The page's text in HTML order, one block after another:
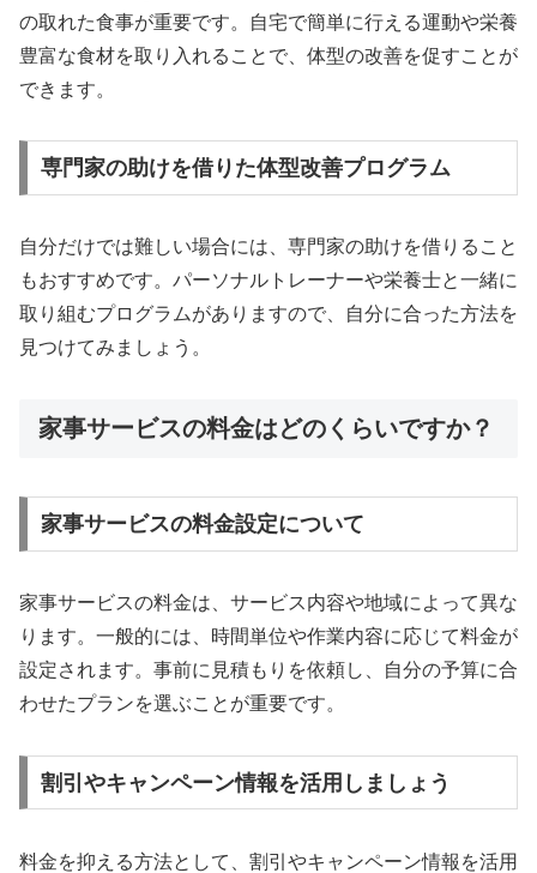
の取れた食事が重要です。自宅で簡単に行える運動や栄養
豊富な食材を取り入れることで、体型の改善を促すことが
できます。
専門家の助けを借りた体型改善プログラム
自分だけでは難しい場合には、専門家の助けを借りること
もおすすめです。パーソナルトレーナーや栄養士と一緒に
取り組むプログラムがありますので、自分に合った方法を
見つけてみましょう。
家事サービスの料金はどのくらいですか？
家事サービスの料金設定について
家事サービスの料金は、サービス内容や地域によって異な
ります。一般的には、時間単位や作業内容に応じて料金が
設定されます。事前に見積もりを依頼し、自分の予算に合
わせたプランを選ぶことが重要です。
割引やキャンペーン情報を活用しましょう
料金を抑える方法として、割引やキャンペーン情報を活用